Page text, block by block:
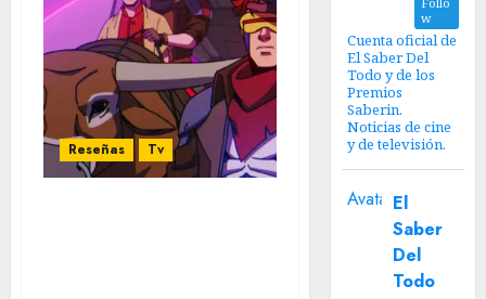
Reseñas Tv
w
Cuenta oficial de
El Saber Del
Todo y de los
Premios
Saberin.
Noticias de cine
y de televisión.
Avatar El
Saber
Del
Todo